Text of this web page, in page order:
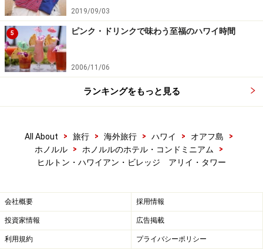
2019/09/03
5 ピンク・ドリンクで味わう至福のハワイ時間
2006/11/06
ランキングをもっと見る
All About > 旅行 > 海外旅行 > ハワイ > オアフ島
>
ホノルル
> ホノルルのホテル・コンドミニアム
>
ヒルトン・ハワイアン・ビレッジ アリイ・タワー
会社概要 採用情報
投資家情報 広告掲載
利用規約 プライバシーポリシー